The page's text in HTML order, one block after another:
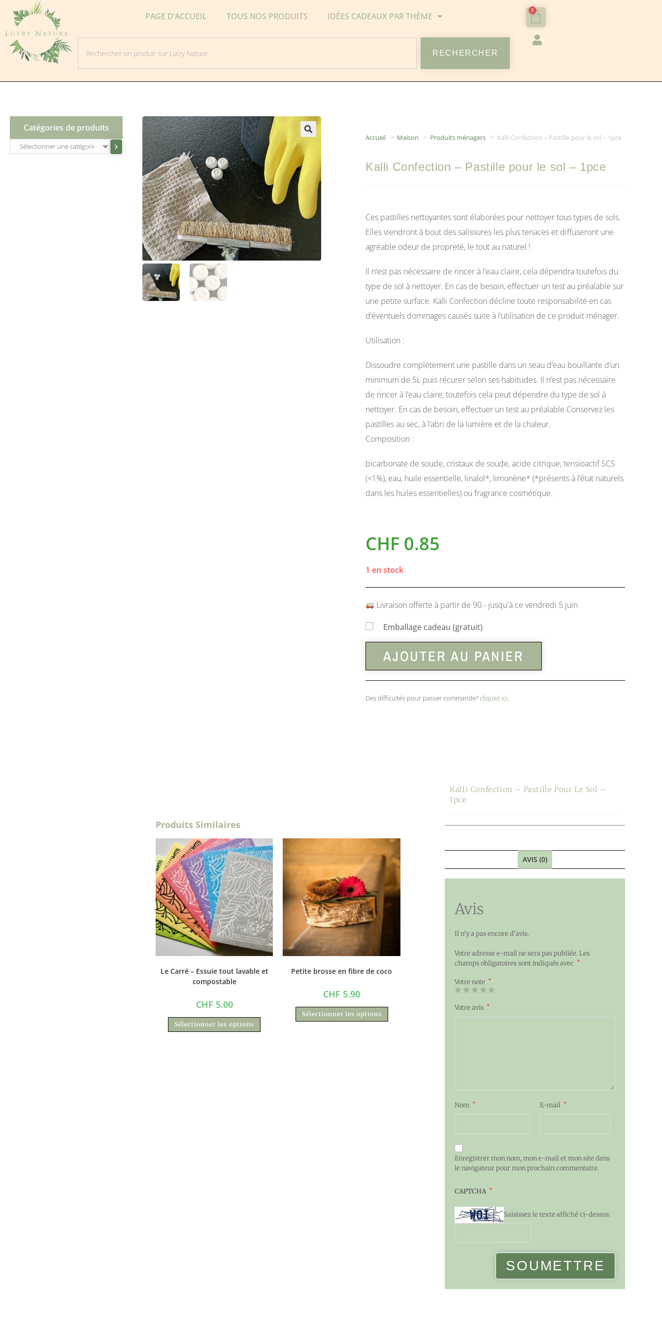
PAGE D’ACCUEIL TOUS NOS PRODUITS IDÉES CADEAUX PAR THÈME
RECHERCHER
0
Catégories de produits
Accueil > Maison > Produits ménagers > Kalli Confection – Pastille pour le sol – 1pce
Kalli Confection – Pastille pour le sol – 1pce
Ces pastilles nettoyantes sont élaborées pour nettoyer tous types de sols.
Elles viendront à bout des salissures les plus tenaces et diffuseront une
agréable odeur de propreté, le tout au naturel !
Il n’est pas nécessaire de rincer à l’eau claire, cela dépendra toutefois du
type de sol à nettoyer. En cas de besoin, effectuer un test au préalable sur
une petite surface. Kalli Confection décline toute responsabilité en cas
d’éventuels dommages causés suite à l’utilisation de ce produit ménager.
Utilisation :
Dissoudre complètement une pastille dans un seau d’eau bouillante d’un
minimum de 5L puis récurer selon ses habitudes. Il n’est pas nécessaire
de rincer à l’eau claire, toutefois cela peut dépendre du type de sol à
nettoyer. En cas de besoin, effectuer un test au préalable.Conservez les
pastilles au sec, à l’abri de la lumière et de la chaleur.
Composition :
bicarbonate de soude, cristaux de soude, acide citrique, tensioactif SCS
(<1%), eau, huile essentielle, linalol*, limonène* (*présents à l’état naturels
dans les huiles essentielles) ou fragrance cosmétique.
CHF 0.85
1 en stock
Livraison offerte à partir de 90.- jusqu'à ce vendredi 5 juin
Emballage cadeau (gratuit)
AJOUTER AU PANIER
Des difficultés pour passer commande?cliquez ici.
Produits Similaires
Le Carré – Essuie tout lavable et
compostable
CHF 5.00
Sélectionner les options
Petite brosse en fibre de coco
CHF 5.90
Sélectionner les options
Kalli Confection – Pastille Pour Le Sol –
1pce
AVIS (0)
Avis
Il n’y a pas encore d’avis.
Votre adresse e-mail ne sera pas publiée.Les
champs obligatoires sont indiqués avec
*
Votre note *
Votre avis *
Nom * E-mail *
Enregistrer mon nom, mon e-mail et mon site dans
le navigateur pour mon prochain commentaire.
CAPTCHA *
Saisissez le texte affiché ci-dessus: